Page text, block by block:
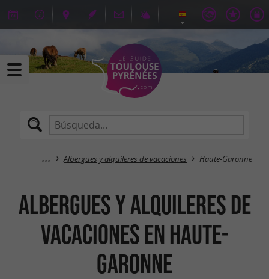
Albergues y alquileres de vacaciones Haute-Garonne
Albergues y alquileres de
vacaciones en Haute-
Garonne